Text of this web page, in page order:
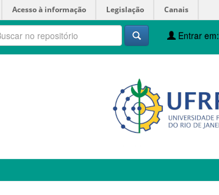
Acesso à informação Legislação Canais
Entrar em: